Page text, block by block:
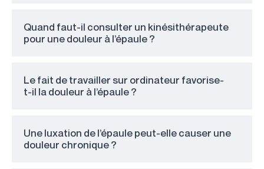
Quand faut-il consulter un kinésithérapeute
pour une douleur à l’épaule ?
Le fait de travailler sur ordinateur favorise-
t-il la douleur à l’épaule ?
Une luxation de l’épaule peut-elle causer une
douleur chronique ?